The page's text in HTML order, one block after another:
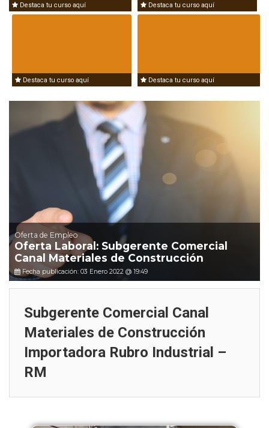
Destaca tu curso aquí Destaca tu curso aquí
Destaca tu curso aquí Destaca tu curso aquí
Oferta de Empleo
Oferta Laboral: Subgerente Comercial
Canal Materiales de Construcción
Fecha publicación: 03 Enero 2022 @ 19:49
Subgerente Comercial Canal
Materiales de Construcción
Importadora Rubro Industrial –
RM